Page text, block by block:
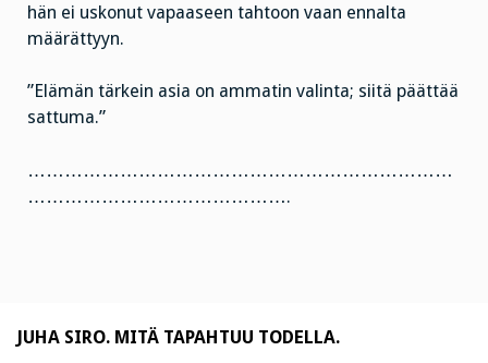
hän ei uskonut vapaaseen tahtoon vaan ennalta
määrättyyn.
”Elämän tärkein asia on ammatin valinta; siitä päättää
sattuma.”
……………………………………………………………
…………………………………….
JUHA SIRO. MITÄ TAPAHTUU TODELLA.